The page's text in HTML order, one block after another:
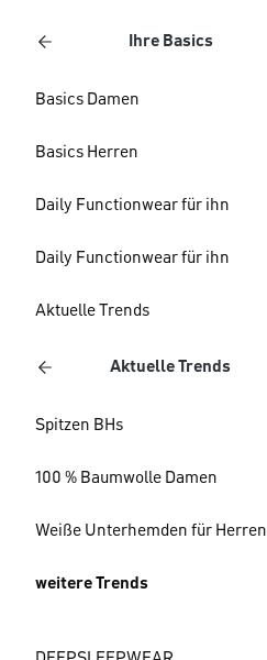
Ihre Basics
Basics Damen
Basics Herren
Daily Functionwear für ihn
Daily Functionwear für ihn
Aktuelle Trends
Aktuelle Trends
Spitzen BHs
100 % Baumwolle Damen
Weiße Unterhemden für Herren
weitere Trends